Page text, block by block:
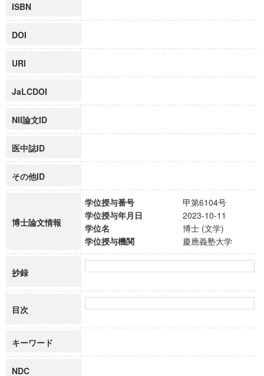
ISBN
DOI
URI
JaLCDOI
NII論文ID
医中誌ID
その他ID
博士論文情報
学位授与番号
甲第6104号
学位授与年月日
2023-10-11
学位名
博士 (文学)
学位授与機関
慶應義塾大学
抄録
目次
キーワード
NDC